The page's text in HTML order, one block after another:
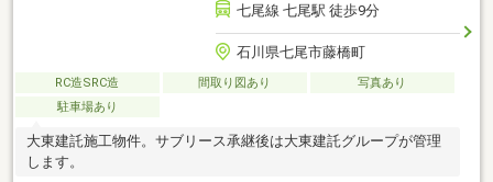
七尾線 七尾駅 徒歩9分
石川県七尾市藤橋町
RC造SRC造 間取り図あり
写真あり
駐車場あり
大東建託施工物件。サブリース承継後は大東建託グループが管理
します。